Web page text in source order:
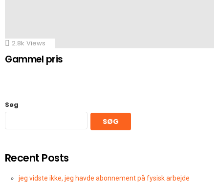
2.8k Views
Gammel pris
Søg
SØG
Recent Posts
jeg vidste ikke, jeg havde abonnement på fysisk arbejde